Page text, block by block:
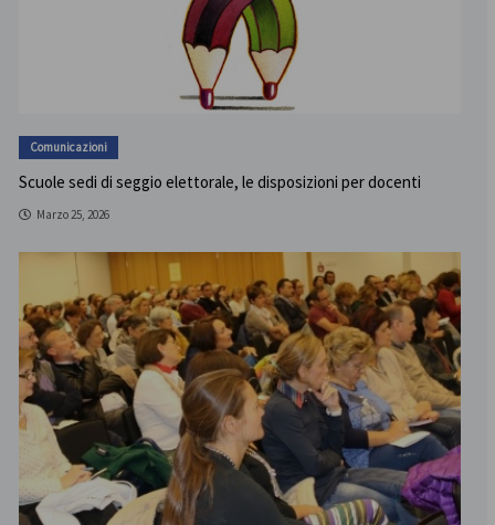
Comunicazioni
Scuole sedi di seggio elettorale, le disposizioni per docenti
Marzo 25, 2026